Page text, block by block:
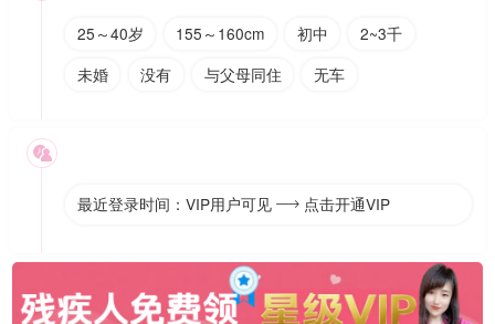
25～40岁 155～160cm 初中
2~3千
未婚
没有 与父母同住 无车

最近登录时间：VIP用户可见  点击开通VIP